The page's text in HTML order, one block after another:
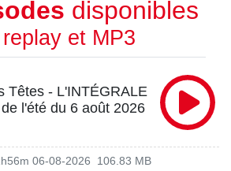
disponibles
et MP3
Têtes - L'INTÉGRALE
l'été du 6 août 2026
06-08-2026 106.83 MB